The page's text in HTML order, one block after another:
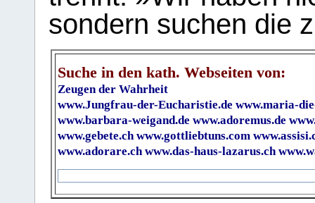
sondern suchen die
Suche in den kath. Webseiten von:
Zeugen der Wahrheit
www.Jungfrau-der-Eucharistie.de www.maria-
www.barbara-weigand.de www.adoremus.de
www.gebete.ch www.gottliebtuns.com
www.adorare.ch www.das-haus-lazarus.ch